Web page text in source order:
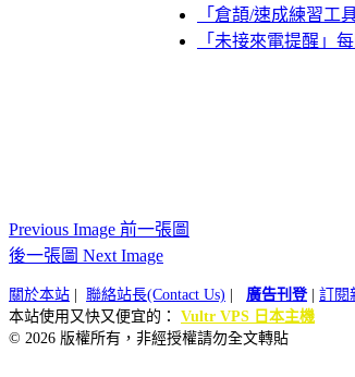
「倉頡/速成練習工
「未接來電提醒」
Previous Image 前一張圖
後一張圖 Next Image
關於本站 聯絡站長(Contact Us) 廣告刊登| 訂閱
本站使用又快又便宜的： Vultr VPS 日本主機
© 2026 版權所有，非經授權請勿全文轉貼